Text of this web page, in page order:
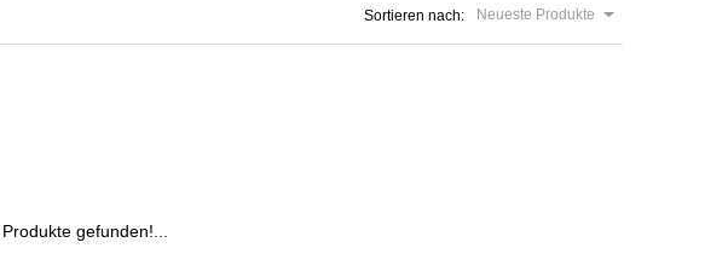
Sortieren nach: Neueste Produkte
gefunden!...